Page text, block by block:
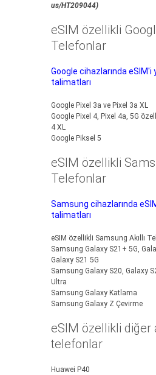
us/HT209044)
eSIM özellikli
Telefonlar
Google cihazlarında eSIM'i
talimatları
Google Pixel 3a ve Pixel 3a XL
Google Pixel 4, Pixel 4a, 5G
4 XL
Google Piksel 5
eSIM özellikli
Telefonlar
Samsung cihazlarında
talimatları
eSIM özellikli Samsung Akıllı
Samsung Galaxy S21+ 5G,
Galaxy S21 5G
Samsung Galaxy S20, Galaxy
Ultra
Samsung Galaxy Katlama
Samsung Galaxy Z Çevirme
eSIM özellikli diğer
telefonlar
Huawei P40